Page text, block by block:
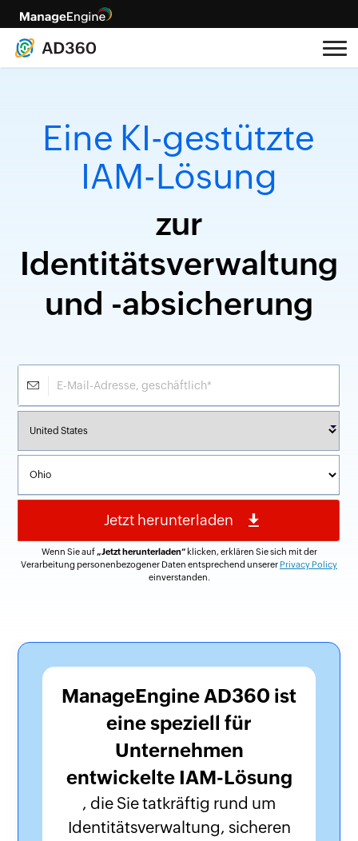
Eine KI-gestützte
IAM-Lösung
zur
Identitätsverwaltung
und -absicherung
Wenn Sie auf „Jetzt herunterladen“klicken, erklären Sie sich mit der
Verarbeitung personenbezogener Daten entsprechend unserer Privacy Policy
einverstanden.
ManageEngine AD360 ist
eine speziell für
Unternehmen
entwickelte IAM-Lösung
, die Sie tatkräftig rund um
Identitätsverwaltung, sicheren